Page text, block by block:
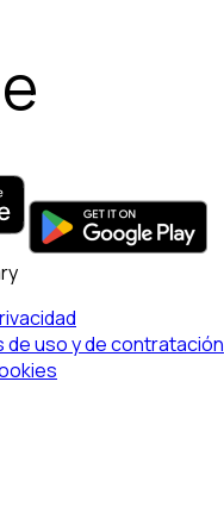
de uso y de contratación